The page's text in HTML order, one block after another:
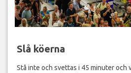
Slå köerna
Stå inte och svettas i 45 minuter och